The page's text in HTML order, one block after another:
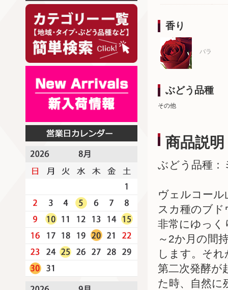
香り
バラ
ぶどう品種
その他
商品説明
ぶどう品種：
ヴェルコー
スカ種のブ
非常にゆっく
～2か月の間
します。そ
第二次発酵が
た時、自然に